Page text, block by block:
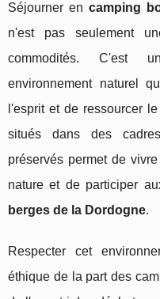
Séjourner encamping
n'est pas seulement
commodités. C'est
environnement naturel
l'esprit et de ressourcer
situés dans des
préservés permet de
nature et de participer
berges de la Dordogne.
Respecter cet
éthique de la part des